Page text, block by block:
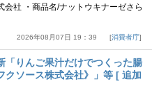
社 ・商品名/ナットウキナーゼさら
2026年08月07日 19：39 消費者庁
「りんご果汁だけでつくった腸
クソース株式会社》」等 [ 追加